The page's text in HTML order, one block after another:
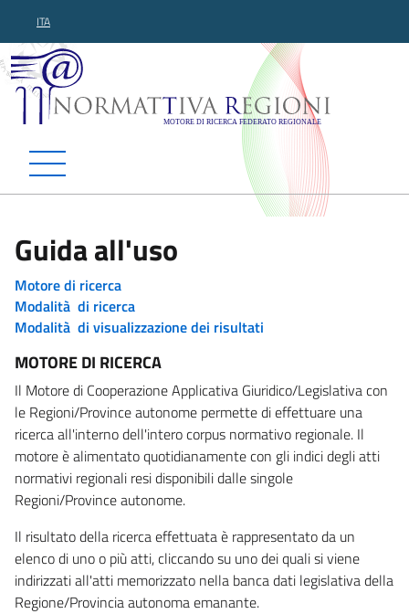
ITA
Normattiva Regioni -
Guida all'uso
Motore di ricerca
Modalità di ricerca
Modalità di visualizzazione dei risultati
MOTORE DI RICERCA
Il Motore di Cooperazione Applicativa Giuridico/Legislativa con
le Regioni/Province autonome permette di effettuare una
ricerca all'interno dell'intero corpus normativo regionale. Il
motore è alimentato quotidianamente con gli indici degli atti
normativi regionali resi disponibili dalle singole
Regioni/Province autonome.
Il risultato della ricerca effettuata è rappresentato da un
elenco di uno o più atti, cliccando su uno dei quali si viene
indirizzati all'atti memorizzato nella banca dati legislativa della
Regione/Provincia autonoma emanante.